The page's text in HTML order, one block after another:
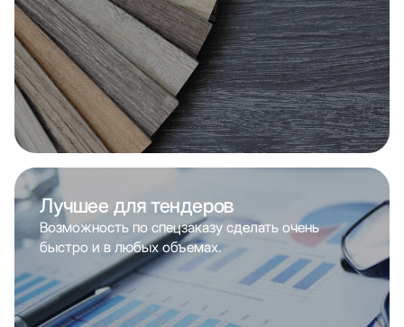
Лучшее для тендеров
Возможность по спецзаказу сделать очень
быстро и в любых объемах.